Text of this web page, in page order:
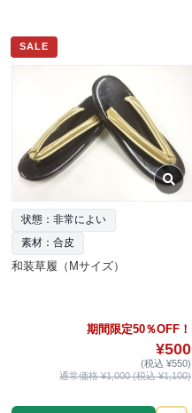
SALE
状態：非常によい
素材：合皮
和装草履（Mサイズ）
期間限定50％OFF！
¥500
(税込 ¥550)
通常価格 ¥1,000 (税込 ¥1,100)